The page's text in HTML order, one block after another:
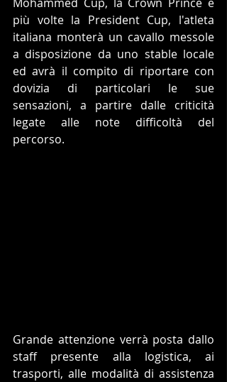
più volte la President Cup, l'atleta
italiana monterà un cavallo messole
a disposizione da uno stable locale
ed avrà il compito di riportare con
dovizia di particolari le sue
sensazioni, a partire dalle criticità
legate alle note difficoltà del
percorso.
Grande attenzione verrà posta dallo
staff presente alla logistica, ai
trasporti, alle modalità di assistenza